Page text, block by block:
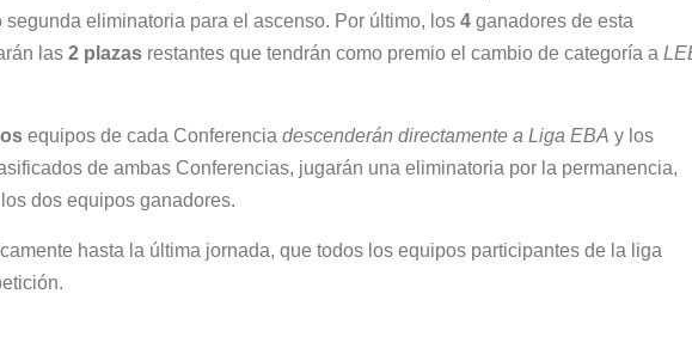
eliminatoria para el ascenso. Por último, los 4 ganadores de esta
las 2 plazas restantes que tendrán como premio el cambio de categoría a
equipos de cada Conferencia descenderán directamente a Liga EBA y los
de ambas Conferencias, jugarán una eliminatoria por la permanencia,
dos equipos ganadores.
hasta la última jornada, que todos los equipos participantes de la liga